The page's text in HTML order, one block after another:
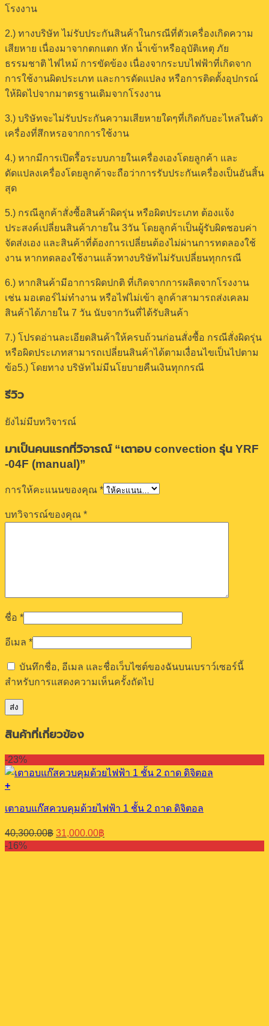
โรงงาน
2.) ทางบริษัท ไม่รับประกันสินค้าในกรณีที่ตัวเครื่องเกิดความ
เสียหาย เนื่องมาจากตกแตก หัก น้ำเข้าหรืออุบัติเหตุ ภัย
ธรรมชาติ ไฟไหม้ การขัดข้อง เนื่องจากระบบไฟฟ้าที่เกิดจาก
การใช้งานผิดประเภท และการดัดแปลง หรือการติดตั้งอุปกรณ์
ให้ผิดไปจากมาตรฐานเดิมจากโรงงาน
3.) บริษัทจะไม่รับประกันความเสียหายใดๆที่เกิดกับอะไหล่ในตัว
เครื่องที่สึกหรอจากการใช้งาน
4.) หากมีการเปิดรื้อระบบภายในเครื่องเองโดยลูกค้า และ
ดัดแปลงเครื่องโดยลูกค้าจะถือว่าการรับประกันเครื่องเป็นอันสิ้น
สุด
5.) กรณีลูกค้าสั่งซื้อสินค้าผิดรุ่น หรือผิดประเภท ต้องแจ้ง
ประสงค์เปลี่ยนสินค้าภายใน 3วัน โดยลูกค้าเป็นผู้รับผิดชอบค่า
จัดส่งเอง และสินค้าที่ต้องการเปลี่ยนต้องไม่ผ่านการทดลองใช้
งาน หากทดลองใช้งานแล้วทางบริษัทไม่รับเปลี่ยนทุกกรณี
6.) หากสินค้ามีอาการผิดปกติ ที่เกิดจากการผลิตจากโรงงาน
เช่น มอเตอร์ไม่ทำงาน หรือไฟไม่เข้า ลูกค้าสามารถส่งเคลม
สินค้าได้ภายใน 7 วัน นับจากวันที่ได้รับสินค้า
7.) โปรดอ่านละเอียดสินค้าให้ครบถ้วนก่อนสั่งซื้อ กรณีสั่งผิดรุ่น
หรือผิดประเภทสามารถเปลี่ยนสินค้าได้ตามเงื่อนไขเป็นไปตาม
ข้อ5.) โดยทาง บริษัทไม่มีนโยบายคืนเงินทุกกรณี
รีวิว
ยังไม่มีบทวิจารณ์
มาเป็นคนแรกที่วิจารณ์ “เตาอบ convection รุ่น YRF
-04F (manual)”
การให้คะแนนของคุณ *
บทวิจารณ์ของคุณ *
ชื่อ *
อีเมล *
บันทึกชื่อ, อีเมล และชื่อเว็บไซต์ของฉันบนเบราว์เซอร์นี้
สำหรับการแสดงความเห็นครั้งถัดไป
สินค้าที่เกี่ยวข้อง
-23%
+
เตาอบแก๊สควบคุมด้วยไฟฟ้า 1 ชั้น 2 ถาด ดิจิตอล
40,300.00฿ Original
price
was:
31,000.00฿
price
is:
-16%